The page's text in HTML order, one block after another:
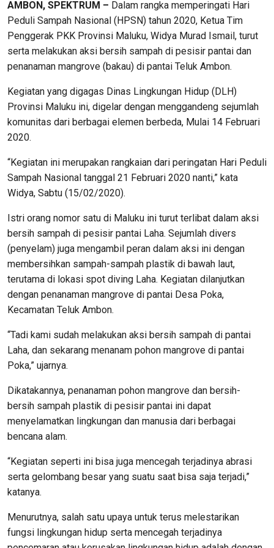
AMBON, SPEKTRUM – Dalam rangka memperingati Hari
Peduli Sampah Nasional (HPSN) tahun 2020, Ketua Tim
Penggerak PKK Provinsi Maluku, Widya Murad Ismail, turut
serta melakukan aksi bersih sampah di pesisir pantai dan
penanaman mangrove (bakau) di pantai Teluk Ambon.
Kegiatan yang digagas Dinas Lingkungan Hidup (DLH)
Provinsi Maluku ini, digelar dengan menggandeng sejumlah
komunitas dari berbagai elemen berbeda, Mulai 14 Februari
2020.
“Kegiatan ini merupakan rangkaian dari peringatan Hari Peduli
Sampah Nasional tanggal 21 Februari 2020 nanti,” kata
Widya, Sabtu (15/02/2020).
Istri orang nomor satu di Maluku ini turut terlibat dalam aksi
bersih sampah di pesisir pantai Laha. Sejumlah divers
(penyelam) juga mengambil peran dalam aksi ini dengan
membersihkan sampah-sampah plastik di bawah laut,
terutama di lokasi spot diving Laha. Kegiatan dilanjutkan
dengan penanaman mangrove di pantai Desa Poka,
Kecamatan Teluk Ambon.
“Tadi kami sudah melakukan aksi bersih sampah di pantai
Laha, dan sekarang menanam pohon mangrove di pantai
Poka,” ujarnya.
Dikatakannya, penanaman pohon mangrove dan bersih-
bersih sampah plastik di pesisir pantai ini dapat
menyelamatkan lingkungan dan manusia dari berbagai
bencana alam.
“Kegiatan seperti ini bisa juga mencegah terjadinya abrasi
serta gelombang besar yang suatu saat bisa saja terjadi,”
katanya.
Menurutnya, salah satu upaya untuk terus melestarikan
fungsi lingkungan hidup serta mencegah terjadinya